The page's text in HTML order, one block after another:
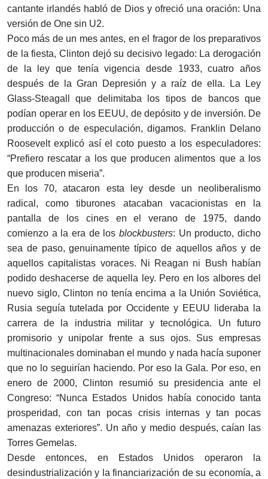
cantante irlandés habló de Dios y ofreció una oración: Una
versión de One sin U2.
Poco más de un mes antes, en el fragor de los preparativos
de la fiesta, Clinton dejó su decisivo legado: La derogación
de la ley que tenía vigencia desde 1933, cuatro años
después de la Gran Depresión y a raíz de ella. La Ley
Glass-Steagall que delimitaba los tipos de bancos que
podían operar en los EEUU, de depósito y de inversión. De
producción o de especulación, digamos. Franklin Delano
Roosevelt explicó así el coto puesto a los especuladores:
“Prefiero rescatar a los que producen alimentos que a los
que producen miseria”.
En los 70, atacaron esta ley desde un neoliberalismo
radical, como tiburones atacaban vacacionistas en la
pantalla de los cines en el verano de 1975, dando
comienzo a la era de los blockbusters: Un producto, dicho
sea de paso, genuinamente típico de aquellos años y de
aquellos capitalistas voraces. Ni Reagan ni Bush habían
podido deshacerse de aquella ley. Pero en los albores del
nuevo siglo, Clinton no tenía encima a la Unión Soviética,
Rusia seguía tutelada por Occidente y EEUU lideraba la
carrera de la industria militar y tecnológica. Un futuro
promisorio y unipolar frente a sus ojos. Sus empresas
multinacionales dominaban el mundo y nada hacía suponer
que no lo seguirían haciendo. Por eso la Gala. Por eso, en
enero de 2000, Clinton resumió su presidencia ante el
Congreso: “Nunca Estados Unidos había conocido tanta
prosperidad, con tan pocas crisis internas y tan pocas
amenazas exteriores”. Un año y medio después, caían las
Torres Gemelas.
Desde entonces, en Estados Unidos operaron la
desindustrialización y la financiarización de su economía, a